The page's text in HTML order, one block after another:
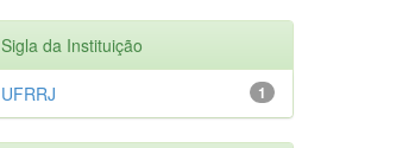
Sigla da Instituição
1
UFRRJ